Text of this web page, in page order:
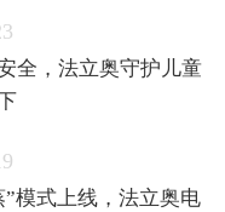
全，法立奥守护儿童
”模式上线，法立奥电